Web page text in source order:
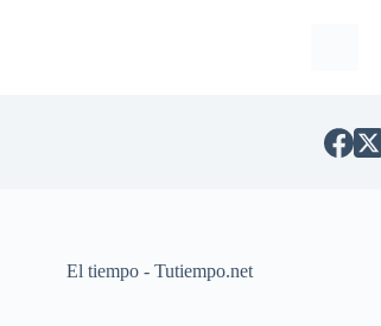
El tiempo - Tutiempo.net